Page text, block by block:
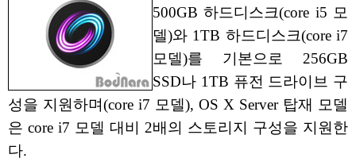
500GB 하드디스크(core i5 모
델)와 1TB 하드디스크(core i7
모델)를 기본으로 256GB
SSD나 1TB 퓨전 드라이브 구
성을 지원하며(core i7 모델), OS X Server 탑재 모델
은 core i7 모델 대비 2배의 스토리지 구성을 지원한
다.